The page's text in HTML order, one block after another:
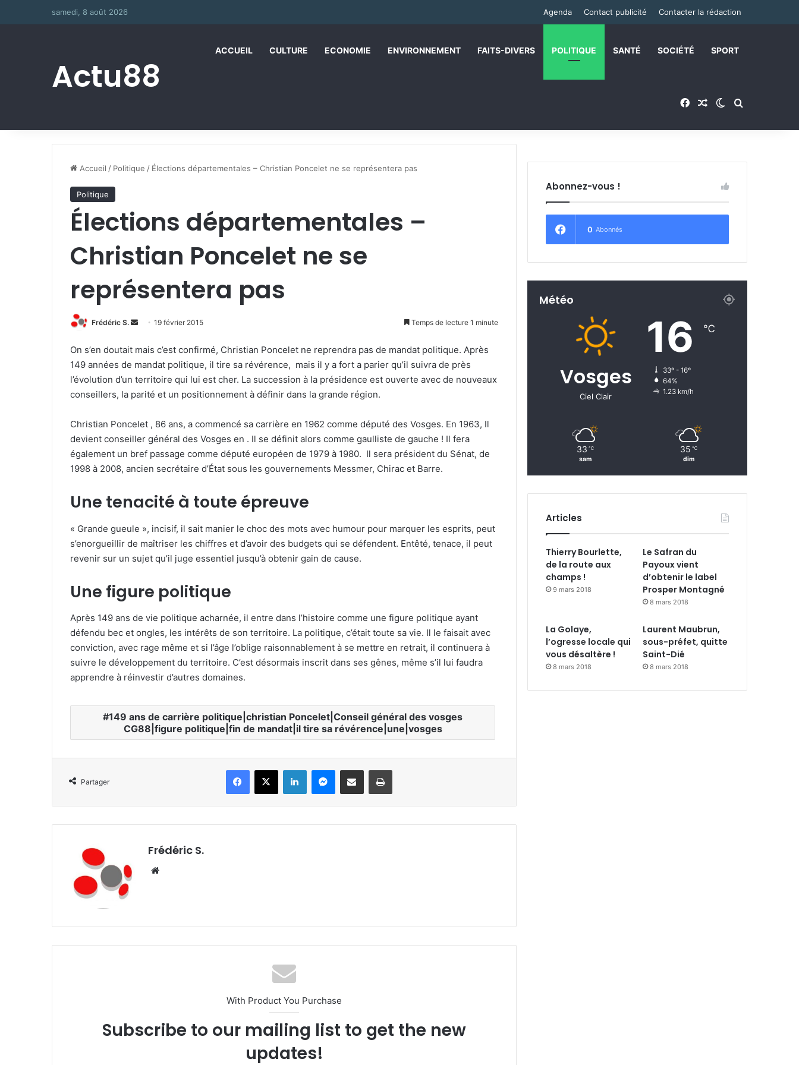
samedi, 8 août 2026 Agenda Contact publicité Contacter la rédaction
Actu88
ACCUEIL CULTURE ECONOMIE ENVIRONNEMENT FAITS-DIVERS POLITIQUE SANTÉ SOCIÉTÉ SPORT
FacebookArticle Aléatoire
Switch skin
Accueil / Politique / Élections départementales – Christian Poncelet ne se représentera pas
Politique
Élections départementales –
Christian Poncelet ne se
représentera pas
Frédéric S.
v
o
y
e
u
n
c
o
r
19 février 2015 Temps de lecture 1 minute
On s’en doutait mais c’est confirmé, Christian Poncelet ne reprendra pas de mandat politique. Après
149 années de mandat politique, il tire sa révérence, mais il y a fort a parier qu’il suivra de près
l’évolution d’un territoire qui lui est cher. La succession à la présidence est ouverte avec de nouveaux
conseillers, la parité et un positionnement à définir dans la grande région.
Christian Poncelet , 86 ans, a commencé sa carrière en 1962 comme député des Vosges. En 1963, Il
devient conseiller général des Vosges en . Il se définit alors comme gaulliste de gauche ! Il fera
également un bref passage comme député européen de 1979 à 1980. Il sera président du Sénat, de
1998 à 2008, ancien secrétaire d’État sous les gouvernements Messmer, Chirac et Barre.
Une tenacité à toute épreuve
« Grande gueule », incisif, il sait manier le choc des mots avec humour pour marquer les esprits, peut
s’enorgueillir de maîtriser les chiffres et d’avoir des budgets qui se défendent. Entêté, tenace, il peut
revenir sur un sujet qu’il juge essentiel jusqu’à obtenir gain de cause.
Une figure politique
Après 149 ans de vie politique acharnée, il entre dans l’histoire comme une figure politique ayant
défendu bec et ongles, les intérêts de son territoire. La politique, c’était toute sa vie. Il le faisait avec
conviction, avec rage même et si l’âge l’oblige raisonnablement à se mettre en retrait, il continuera à
suivre le développement du territoire. C’est désormais inscrit dans ses gênes, même s’il lui faudra
apprendre à réinvestir d’autres domaines.
149 ans de carrière politique|christian Poncelet|Conseil général des vosges
CG88|figure politique|fin de mandat|il tire sa révérence|une|vosges
Partager
Facebook X Linkedin Messenger Partager par email Imprimer
Frédéric S.
With Product You Purchase
Subscribe to our mailing list to get the new
updates!
Abonnez-vous !
0 Abonnés
Météo
Vosges
Ciel Clair
16 ℃
33º - 16º
64%
1.23 km/h
33 ℃
sam
35 ℃
dim
Articles
Thierry Bourlette,
de la route aux
champs !
9 mars 2018
Le Safran du
Payoux vient
d’obtenir le label
Prosper Montagné
8 mars 2018
La Golaye,
l’ogresse locale qui
vous désaltère !
8 mars 2018
Laurent Maubrun,
sous-préfet, quitte
Saint-Dié
8 mars 2018